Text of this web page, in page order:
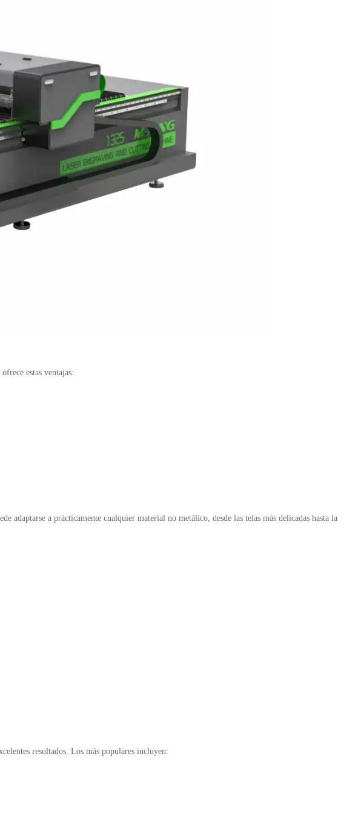
estas ventajas:
adaptarse a prácticamente cualquier material no metálico, desde las telas más delicadas hasta la
resultados. Los más populares incluyen: